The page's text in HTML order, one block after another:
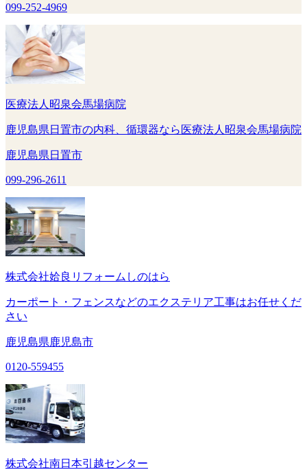
099-252-4969
医療法人昭泉会馬場病院
鹿児島県日置市の内科、循環器なら医療法人昭泉会馬場病院
鹿児島県日置市
099-296-2611
株式会社姶良リフォームしのはら
カーポート・フェンスなどのエクステリア工事はお任せくだ
さい
鹿児島県鹿児島市
0120-559455
株式会社南日本引越センター